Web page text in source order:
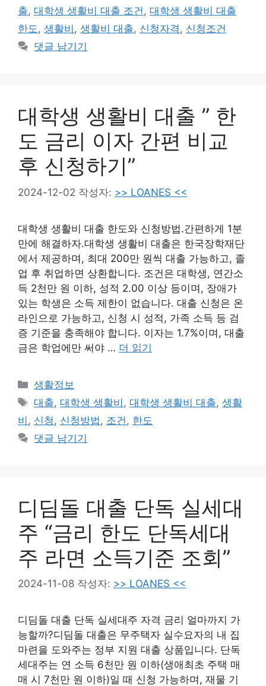
리
그
출, 대학생 생활비 대출 조건, 대학생 생활비 대출
한도, 생활비 , 생활비 대출, 신청자격, 신청조건
댓글 남기기
대학생 생활비 대출 ” 한
도 금리 이자 간편 비교
후 신청하기”
2024-12-02 작성자: >> LOANES <<
대학생 생활비 대출 한도와 신청방법.간편하게 1분
만에 해결하자.대학생 생활비 대출은 한국장학재단
에서 제공하며, 최대 200만 원씩 대출 가능하고, 졸
업 후 취업하면 상환합니다. 조건은 대학생, 연간소
득 2천만 원 이하, 성적 2.00 이상 등이며, 장애가
있는 학생은 소득 제한이 없습니다. 대출 신청은 온
라인으로 가능하고, 신청 시 성적, 가족 소득 등 검
증 기준을 충족해야 합니다. 이자는 1.7%이며, 대출
금은 학업에만 써야 … 더 읽기
카
테
고
리
생활정보
태
그
대출,대학생 생활비 ,대학생 생활비 대출,생활
비 , 신청 , 신청방법 , 조건 , 한도
댓글 남기기
디딤돌 대출 단독 실세대
주 “금리 한도 단독세대
주 라면 소득기준 조회”
2024-11-08 작성자: >> LOANES <<
디딤돌 대출 단독 실세대주 자격 금리 얼마까지 가
능할까?디딤돌 대출은 무주택자 실수요자의 내 집
마련을 도와주는 정부 지원 대출 상품입니다. 단독
세대주는 연 소득 6천만 원 이하(생애최초 주택 매
매 시 7천만 원 이하)일 때 신청 가능하며, 재물 기